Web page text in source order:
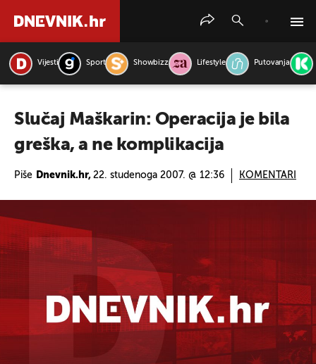
Vijesti Sport Showbizz Lifestyle Putovanja
Slučaj Maškarin: Operacija je bila
greška, a ne komplikacija
Piše Dnevnik.hr, 22. studenoga 2007. @ 12:36 KOMENTARI
PRETRAŽITE VIJESTI